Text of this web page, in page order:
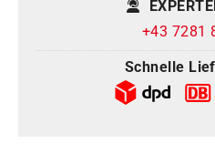
+43 7281
Schnelle